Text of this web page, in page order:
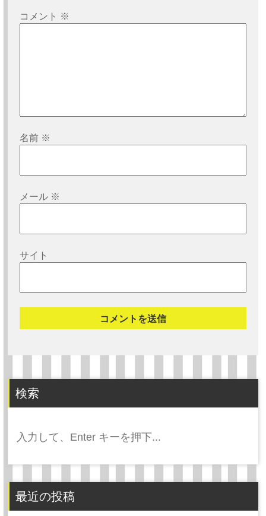
コメント ※
名前 ※
メール ※
サイト
検索
索:
最近の投稿